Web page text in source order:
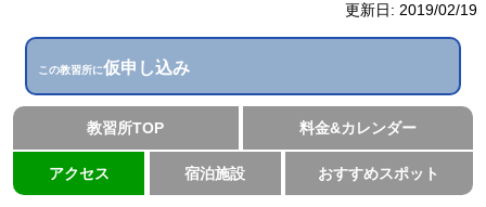
更新日: 2019/02/19
この教習所に仮申し込み
教習所TOP 料金&カレンダー
アクセス 宿泊施設 おすすめスポット